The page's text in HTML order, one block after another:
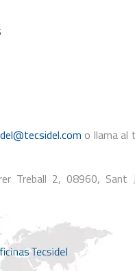
o llama
Treball 2, 08960, Sant